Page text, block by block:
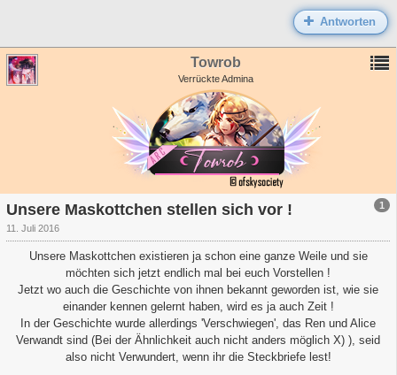
Antworten
Towrob
Verrückte Admina
1
Unsere Maskottchen stellen sich vor !
11. Juli 2016
Unsere Maskottchen existieren ja schon eine ganze Weile und sie
möchten sich jetzt endlich mal bei euch Vorstellen !
Jetzt wo auch die Geschichte von ihnen bekannt geworden ist, wie sie
einander kennen gelernt haben, wird es ja auch Zeit !
In der Geschichte wurde allerdings 'Verschwiegen', das Ren und Alice
Verwandt sind (Bei der Ähnlichkeit auch nicht anders möglich X) ), seid
also nicht Verwundert, wenn ihr die Steckbriefe lest!